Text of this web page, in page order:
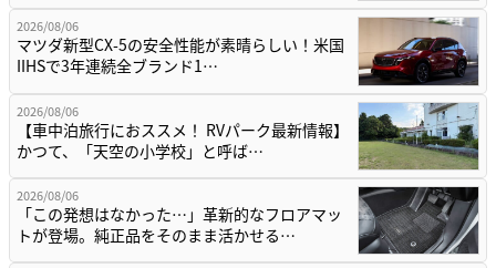
2026/08/06
マツダ新型CX-5の安全性能が素晴らしい！米国
IIHSで3年連続全ブランド1…
2026/08/06
【車中泊旅行におススメ！ RVパーク最新情報】
かつて、「天空の小学校」と呼ば…
2026/08/06
「この発想はなかった…」革新的なフロアマッ
トが登場。純正品をそのまま活かせる…